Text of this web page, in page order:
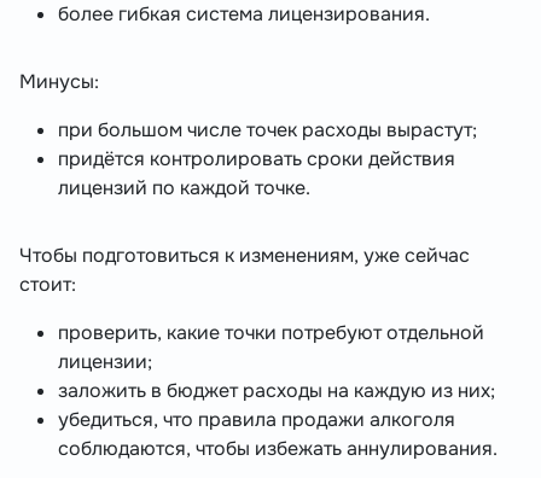
более гибкая система лицензирования.
Минусы:
при большом числе точек расходы вырастут;
придётся контролировать сроки действия
лицензий по каждой точке.
Чтобы подготовиться к изменениям, уже сейчас
стоит:
проверить, какие точки потребуют отдельной
лицензии;
заложить в бюджет расходы на каждую из них;
убедиться, что правила продажи алкоголя
соблюдаются, чтобы избежать аннулирования.